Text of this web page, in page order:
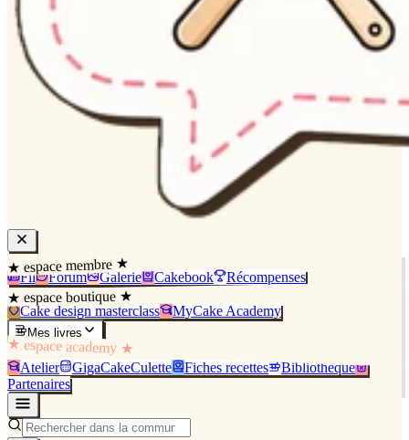
★ espace membre ★
Fil Forum Galerie Cakebook Récompenses
★ espace boutique ★
Cake design masterclass MyCake Academy
Mes livres
★ espace academy ★
Atelier GigaCakeCulette Fiches recettes
Bibliothèque
Partenaires